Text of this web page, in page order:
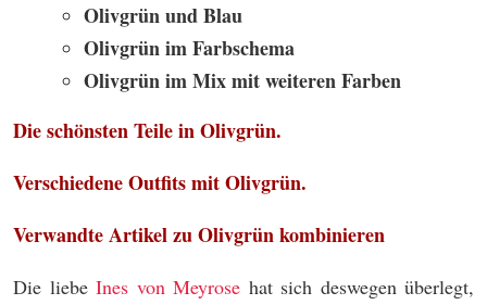
Olivgrün und Blau
Olivgrün im Farbschema
Olivgrün im Mix mit weiteren Farben
Die schönsten Teile in Olivgrün.
Verschiedene Outfits mit Olivgrün.
Verwandte Artikel zu Olivgrün kombinieren
Die liebe Ines von Meyrose hat sich deswegen überlegt,